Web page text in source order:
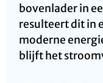
bovenlader in
resulteert dit in
moderne
blijft het